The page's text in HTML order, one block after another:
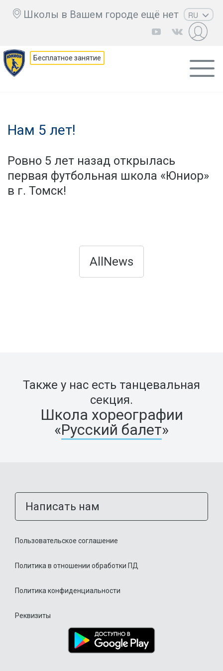
Школы в Вашем городе ещё нет
RU
EN
KZ
AZ
Бесплатное занятие
Нам 5 лет!
Ровно 5 лет назад открылась
первая футбольная школа «Юниор»
в г. Томск!
AllNews
Также у нас есть танцевальная
секция.
Школа хореографии
«Русский балет»
Написать нам
Пользовательское соглашение
Политика в отношении обработки ПД
Политика конфиденциальности
Реквизиты